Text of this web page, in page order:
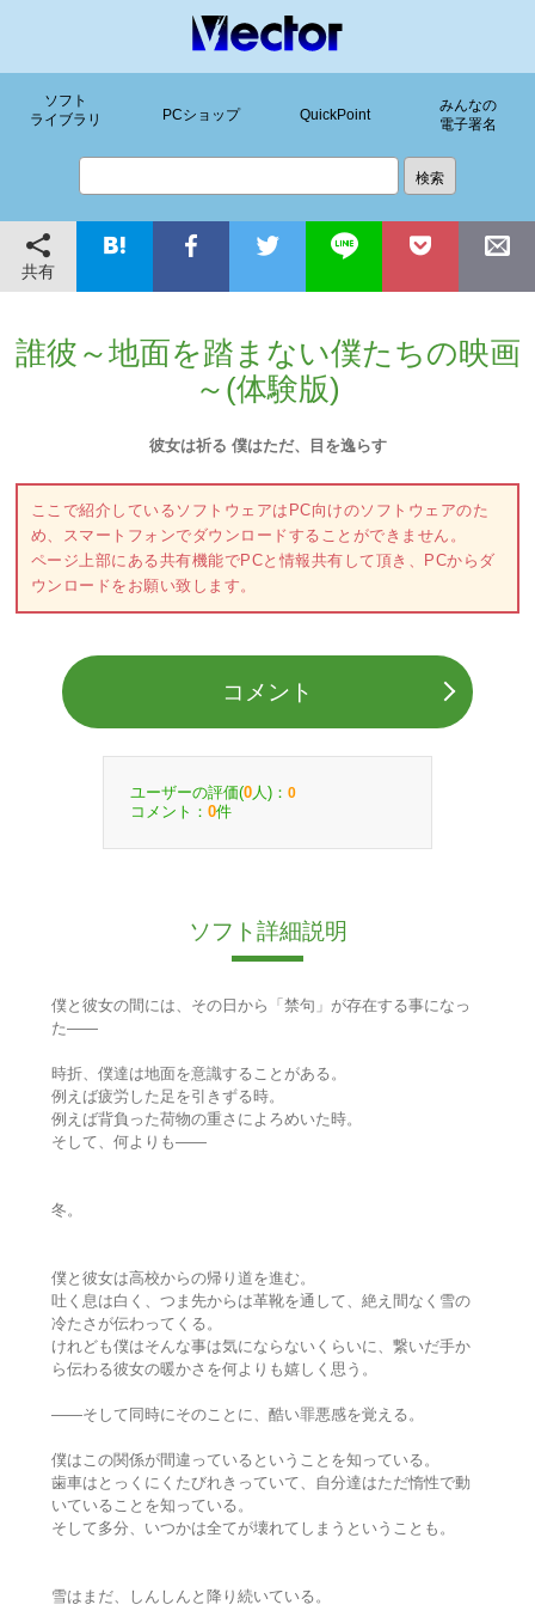
ソフト
ライブラリ
PCショップ QuickPoint
みんなの
電子署名
共有
誰彼～地面を踏まない僕たちの映画
～(体験版)
彼女は祈る 僕はただ、目を逸らす
ここで紹介しているソフトウェアはPC向けのソフトウェアのた
め、スマートフォンでダウンロードすることができません。
ページ上部にある共有機能でPCと情報共有して頂き、PCからダ
ウンロードをお願い致します。
コメント
ユーザーの評価(0 人)： 0
コメント： 0件
ソフト詳細説明
僕と彼女の間には、その日から「禁句」が存在する事になっ
た――
時折、僕達は地面を意識することがある。
例えば疲労した足を引きずる時。
例えば背負った荷物の重さによろめいた時。
そして、何よりも――
冬。
僕と彼女は高校からの帰り道を進む。
吐く息は白く、つま先からは革靴を通して、絶え間なく雪の
冷たさが伝わってくる。
けれども僕はそんな事は気にならないくらいに、繋いだ手か
ら伝わる彼女の暖かさを何よりも嬉しく思う。
――そして同時にそのことに、酷い罪悪感を覚える。
僕はこの関係が間違っているということを知っている。
歯車はとっくにくたびれきっていて、自分達はただ惰性で動
いていることを知っている。
そして多分、いつかは全てが壊れてしまうということも。
雪はまだ、しんしんと降り続いている。